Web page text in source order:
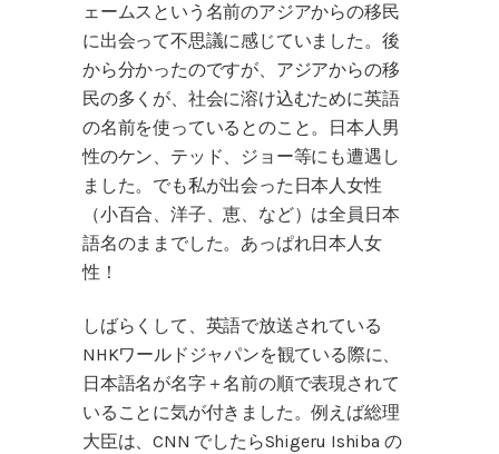
ェームスという名前のアジアからの移民
に出会って不思議に感じていました。後
から分かったのですが、アジアからの移
民の多くが、社会に溶け込むために英語
の名前を使っているとのこと。日本人男
性のケン、テッド、ジョー等にも遭遇し
ました。でも私が出会った日本人女性
（小百合、洋子、恵、など）は全員日本
語名のままでした。あっぱれ日本人女
性！
しばらくして、英語で放送されている
NHKワールドジャパンを観ている際に、
日本語名が名字＋名前の順で表現されて
いることに気が付きました。例えば総理
大臣は、CNN でしたらShigeru Ishiba の